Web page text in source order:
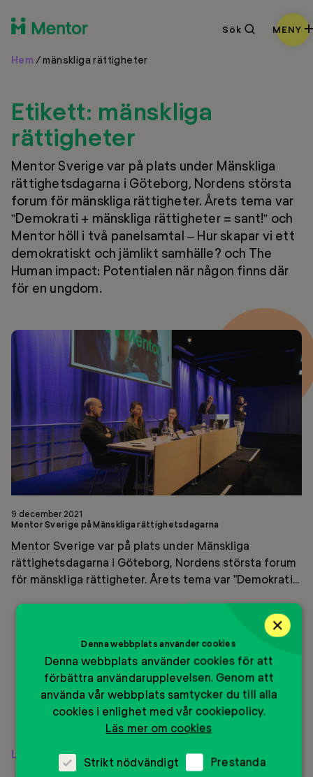
Sök Sök MENY
Hem /mänskliga rättigheter
Etikett: mänskliga
rättigheter
Mentor Sverige var på plats under Mänskliga
rättighetsdagarna i Göteborg, Nordens största
forum för mänskliga rättigheter. Årets tema var
”Demokrati + mänskliga rättigheter = sant!” och
Mentor höll i två panelsamtal – Hur skapar vi ett
demokratiskt och jämlikt samhälle? och The
Human impact: Potentialen när någon finns där
för en ungdom.
Mentor
rättighetsdagarna
9 december 2021
Mentor Sverige på Mänskliga rättighetsdagarna
Mentor Sverige var på plats under Mänskliga
rättighetsdagarna i Göteborg, Nordens största forum
för mänskliga rättigheter. Årets tema var ”Demokrati...
Läs mer
×
Denna webbplats använder cookies
Denna webbplats använder cookies för att
förbättra användarupplevelsen. Genom att
använda vår webbplats samtycker du till alla
cookies i enlighet med vår cookiepolicy.
Läs mer om cookies
Strikt nödvändigt Prestanda